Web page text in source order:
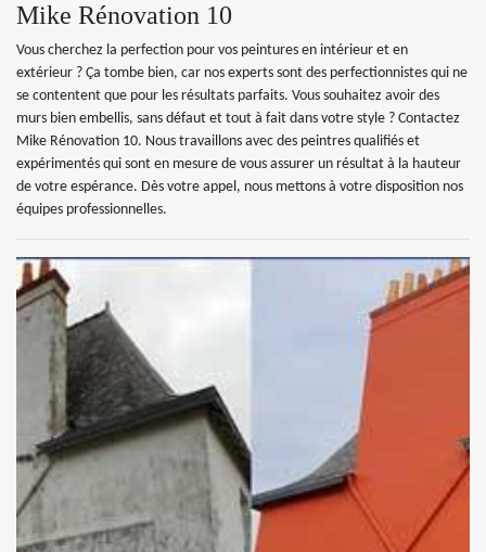
Mike Rénovation 10
Vous cherchez la perfection pour vos peintures en intérieur et en
extérieur ? Ça tombe bien, car nos experts sont des perfectionnistes qui ne
se contentent que pour les résultats parfaits. Vous souhaitez avoir des
murs bien embellis, sans défaut et tout à fait dans votre style ? Contactez
Mike Rénovation 10. Nous travaillons avec des peintres qualifiés et
expérimentés qui sont en mesure de vous assurer un résultat à la hauteur
de votre espérance. Dès votre appel, nous mettons à votre disposition nos
équipes professionnelles.